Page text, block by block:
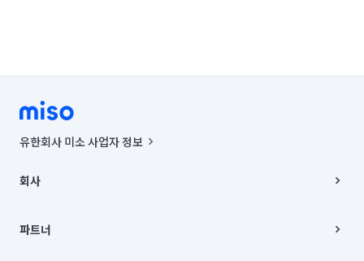
유한회사 미소 사업자 정보
00019 |
주소 | 본사: 서울특별시 종로구 율곡로 6(중학동, 트윈트리빌딩) B동 5층
컨택센터 : 서울특별시 종로구 수송동 율곡로 24, 7층, 8층 미소
회사
채용
파트너